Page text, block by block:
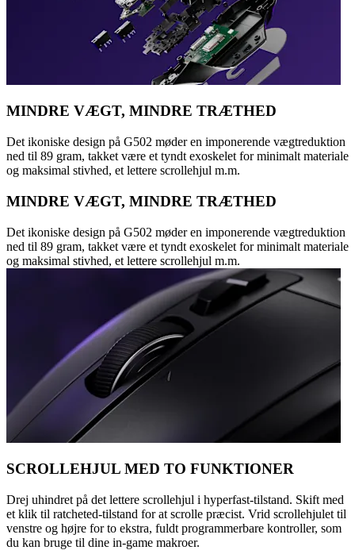
MINDRE VÆGT, MINDRE TRÆTHED
Det ikoniske design på G502 møder en imponerende vægtreduktion
ned til 89 gram, takket være et tyndt exoskelet for minimalt materiale
og maksimal stivhed, et lettere scrollehjul m.m.
MINDRE VÆGT, MINDRE TRÆTHED
Det ikoniske design på G502 møder en imponerende vægtreduktion
ned til 89 gram, takket være et tyndt exoskelet for minimalt materiale
og maksimal stivhed, et lettere scrollehjul m.m.
SCROLLEHJUL MED TO FUNKTIONER
Drej uhindret på det lettere scrollehjul i hyperfast-tilstand. Skift med
et klik til ratcheted-tilstand for at scrolle præcist. Vrid scrollehjulet til
venstre og højre for to ekstra, fuldt programmerbare kontroller, som
du kan bruge til dine in-game makroer.